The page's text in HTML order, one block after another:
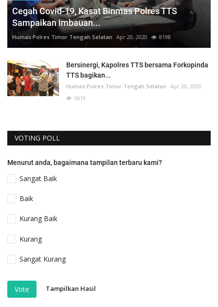
Cegah Covid-19, Kasat Binmas Polres TTS
Sampaikan Imbauan...
Humas Polres Timor Tengah Selatan Apr 20, 2020 8198
Bersinergi, Kapolres TTS bersama Forkopinda
TTS bagikan...
Humas Polres Timor Tengah Selatan Apr 20, 2020
5619
VOTING POLL
Menurut anda, bagaimana tampilan terbaru kami?
Sangat Baik
Baik
Kurang Baik
Kurang
Sangat Kurang
Vote Tampilkan Hasil